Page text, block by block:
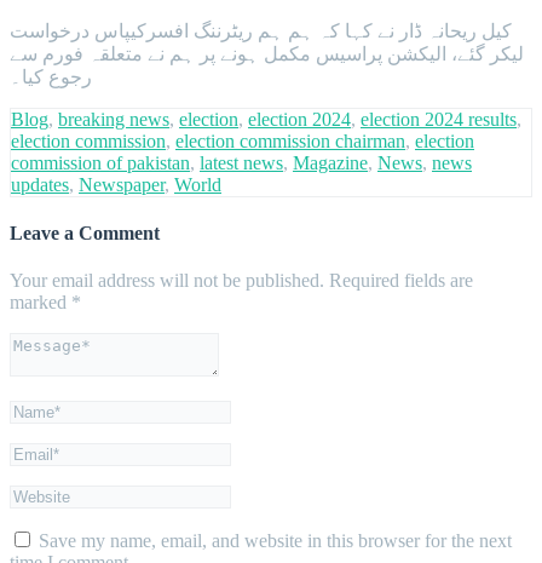
کیل ریحانہ ڈار نے کہا کہ ہم ہم ریٹرننگ افسرکیپاس درخواست
لیکر گئے، الیکشن پراسیس مکمل ہونے پر ہم نے متعلقہ فورم سے
رجوع کیا۔
Blog, breaking news, election, election 2024, election 2024 results,
election commission, election commission chairman, election
commission of pakistan, latest news, Magazine, News, news
updates, Newspaper, World
Leave a Comment
Your email address will not be published. Required fields are
marked *
Save my name, email, and website in this browser for the next